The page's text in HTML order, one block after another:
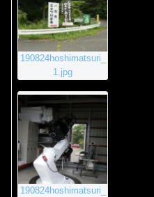
190824hoshimatsuri_
1.jpg
190824hoshimatsuri_